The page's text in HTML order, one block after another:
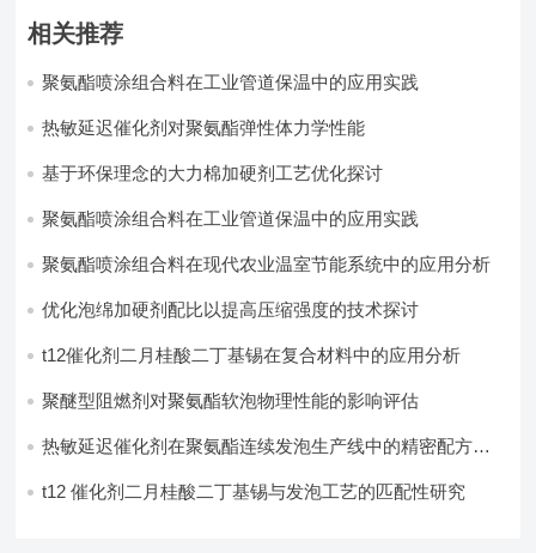
相关推荐
聚氨酯喷涂组合料在工业管道保温中的应用实践
热敏延迟催化剂对聚氨酯弹性体力学性能
基于环保理念的大力棉加硬剂工艺优化探讨
聚氨酯喷涂组合料在工业管道保温中的应用实践
聚氨酯喷涂组合料在现代农业温室节能系统中的应用分析​
优化泡绵加硬剂配比以提高压缩强度的技术探讨
t12催化剂二月桂酸二丁基锡在复合材料中的应用分析
聚醚型阻燃剂对聚氨酯软泡物理性能的影响评估​
热敏延迟催化剂在聚氨酯连续发泡生产线中的精密配方设
t12 催化剂二月桂酸二丁基锡与发泡工艺的匹配性研究